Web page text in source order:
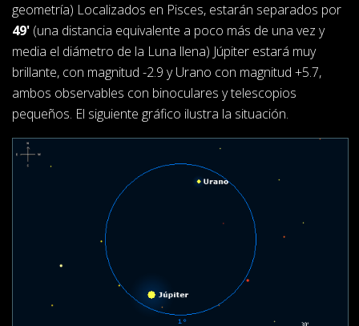
geometría) Localizados en Pisces, estarán separados por
49' (una distancia equivalente a poco más de una vez y
media el diámetro de la Luna llena) Júpiter estará muy
brillante, con magnitud -2.9 y Urano con magnitud +5.7,
ambos observables con binoculares y telescopios
pequeños. El siguiente gráfico ilustra la situación.